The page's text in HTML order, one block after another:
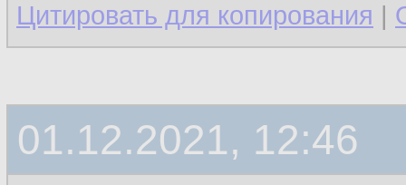
Цитировать для копирования |
01.12.2021, 12:46